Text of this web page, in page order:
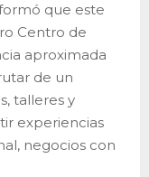
que este
Centro de
aproximada
de un
talleres y
experiencias
negocios con